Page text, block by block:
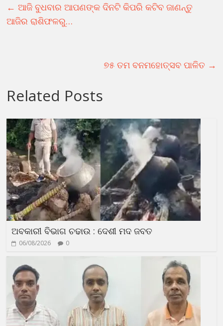
← ଆଜି ବୁଧବାର ଆପଣଙ୍କ ଦିନଟି କିପରି କଟିବ ଜାଣନ୍ତୁ
ଆଜିର ରାଶିଫଳରୁ…
୭୫ ତମ ବନମହୋତ୍ସବ ପାଳିତ →
Related Posts
ଅବକାରୀ ବିଭାଗ ଚଢାଉ : ଦେଶୀ ମଦ ଜବତ
06/08/2026 0